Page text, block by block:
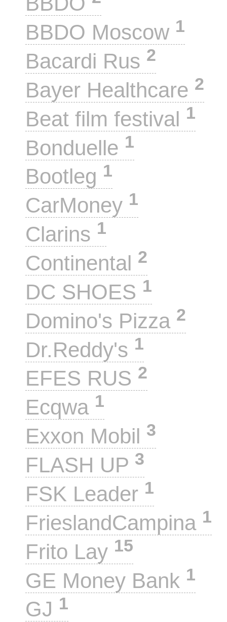
BBDO Moscow 1
Bacardi Rus 2
Bayer Healthcare 2
Beat film festival 1
Bonduelle 1
Bootleg 1
CarMoney 1
Clarins 1
Continental 2
DC SHOES 1
Domino's Pizza 2
Dr.Reddy's 1
EFES RUS 2
Ecqwa 1
Exxon Mobil 3
FLASH UP 3
FSK Leader 1
FrieslandCampina 1
Frito Lay 15
GE Money Bank 1
GJ 1